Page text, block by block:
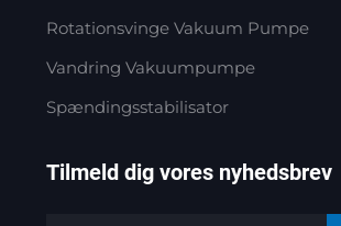
Rotationsvinge Vakuum Pumpe
Vandring Vakuumpumpe
Spændingsstabilisator
Tilmeld dig vores nyhedsbrev